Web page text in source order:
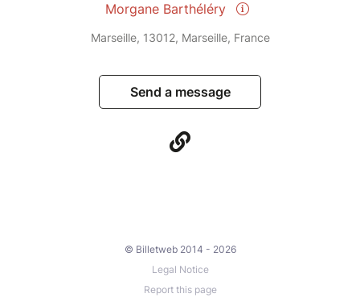
Morgane Barthéléry
Marseille, 13012, Marseille, France
Send a message
© Billetweb 2014 - 2026
Legal Notice
Report this page